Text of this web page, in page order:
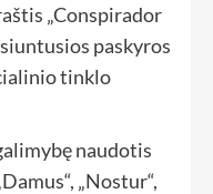
„Conspirador
paskyros
tinklo
naudotis
„Nostur“,